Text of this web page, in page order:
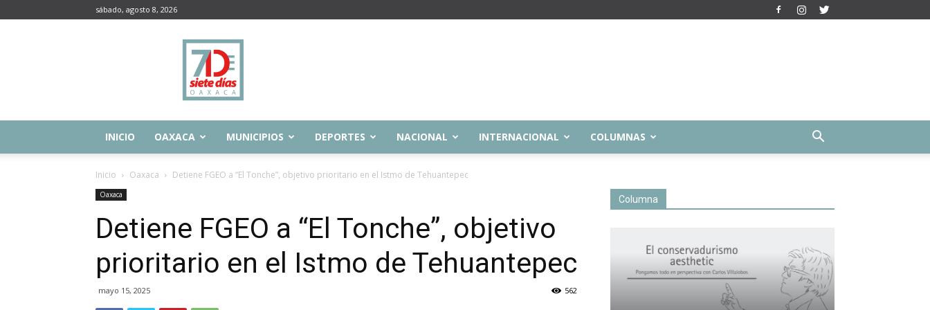
sábado, agosto 8, 2026
Siete
Días
Oaxaca
INICIO OAXACA MUNICIPIOS DEPORTES NACIONAL INTERNACIONAL COLUMNAS
Inicio Oaxaca Detiene FGEO a “El Tonche”, objetivo prioritario en el Istmo de Tehuantepec
Oaxaca
Detiene FGEO a “El Tonche”, objetivo
prioritario en el Istmo de Tehuantepec
mayo 15, 2025 562
Columna